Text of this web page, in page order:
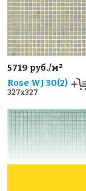
5719 руб./м²
Rose WJ 30(2)
327x327